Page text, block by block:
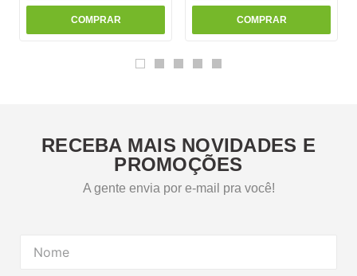
COMPRAR COMPRAR
RECEBA MAIS NOVIDADES E
PROMOÇÕES
A gente envia por e-mail pra você!